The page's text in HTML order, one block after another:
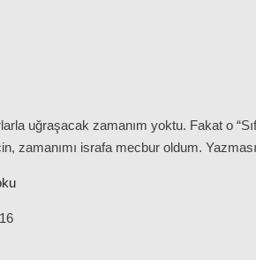
uğraşacak zamanım yoktu. Fakat o
zamanımı israfa mecbur oldum.